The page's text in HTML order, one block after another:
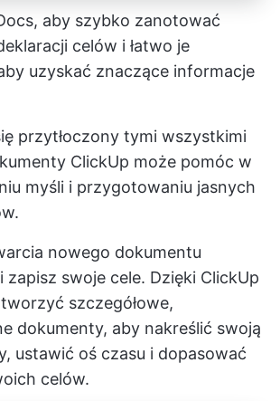
aby szybko zanotować
celów i łatwo je
uzyskać znaczące informacje
przytłoczony tymi wszystkimi
ClickUp może pomóc w
myśli i przygotowaniu jasnych
nowego dokumentu
zapisz swoje cele. Dzięki ClickUp
szczegółowe,
dokumenty, aby nakreślić swoją
ustawić oś czasu i dopasować
celów.